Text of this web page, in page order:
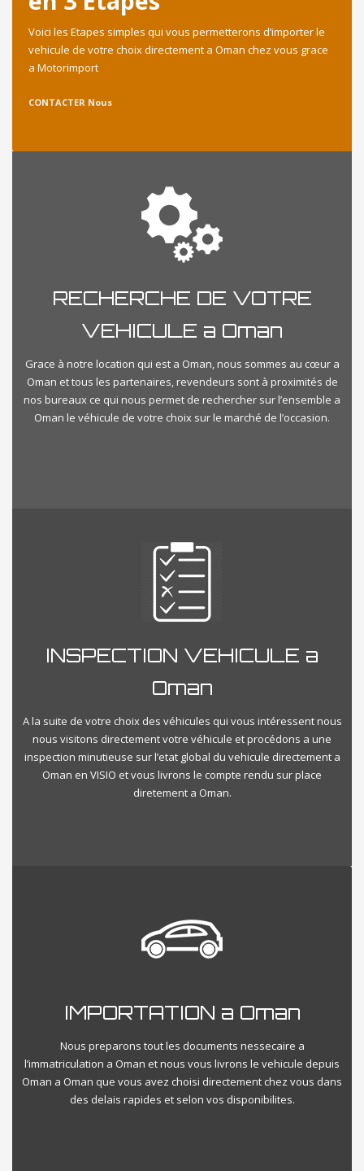
Voici les Etapes simples qui vous permetterons d’importer le
vehicule de votre choix directement a Oman chez vous grace
a Motorimport
CONTACTER Nous
RECHERCHE DE VOTRE
VEHICULE a Oman
Grace à notre location qui est a Oman, nous sommes au cœur a
Oman et tous les partenaires, revendeurs sont à proximités de
nos bureaux ce qui nous permet de rechercher sur l’ensemble a
Oman le véhicule de votre choix sur le marché de l’occasion.
INSPECTION VEHICULE a
Oman
A la suite de votre choix des véhicules qui vous intéressent nous
nous visitons directement votre véhicule et procédons a une
inspection minutieuse sur l’etat global du vehicule directement a
Oman en VISIO et vous livrons le compte rendu sur place
diretement a Oman.
IMPORTATION a Oman
Nous preparons tout les documents nessecaire a
l’immatriculation a Oman et nous vous livrons le vehicule depuis
Oman a Oman que vous avez choisi directement chez vous dans
des delais rapides et selon vos disponibilites.